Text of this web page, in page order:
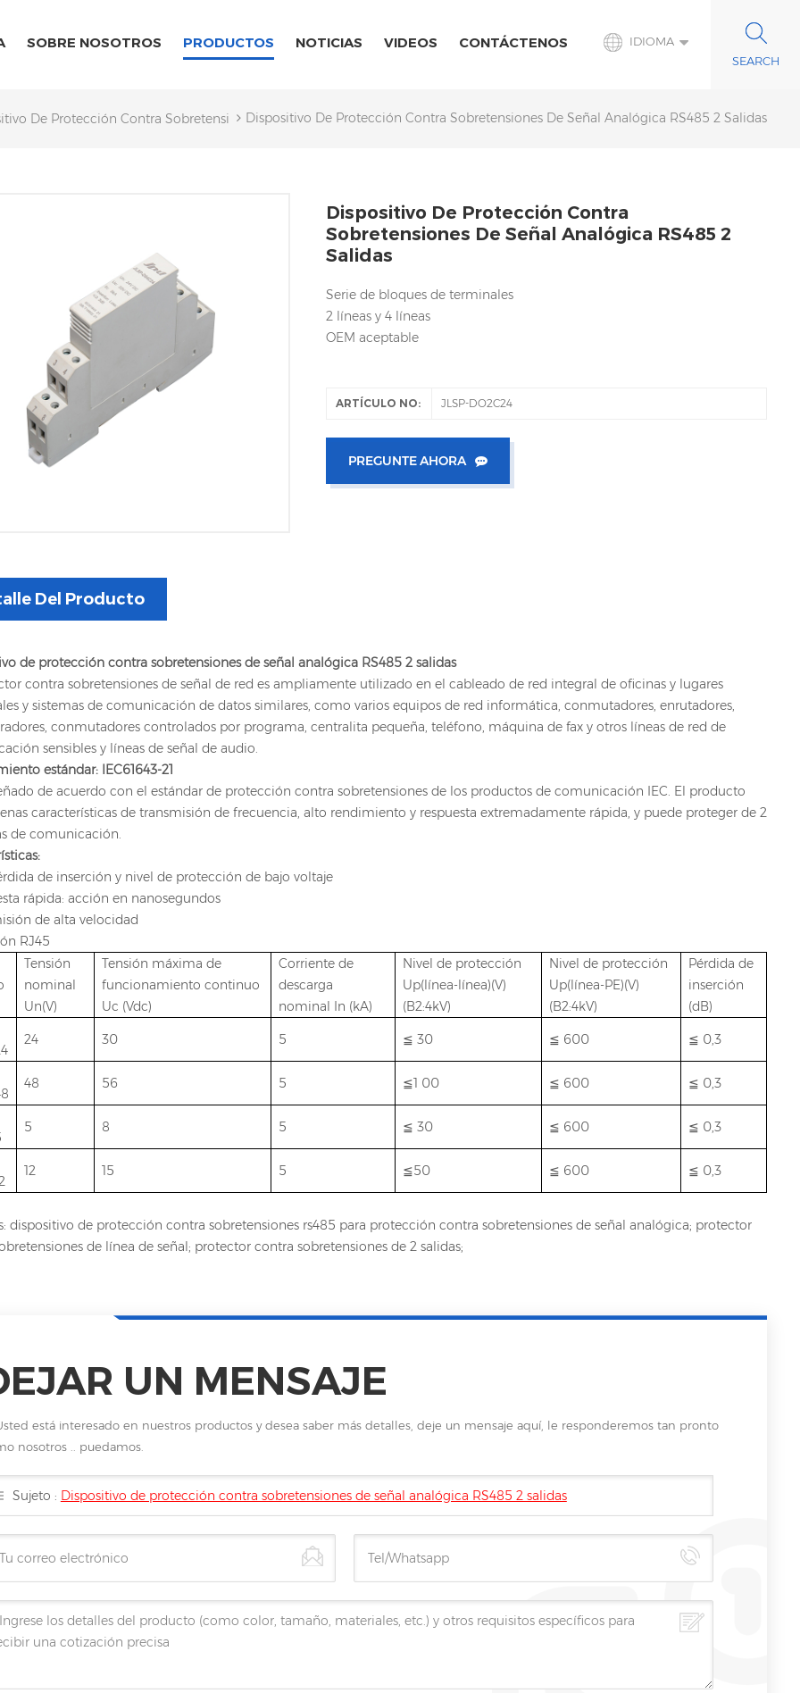
IDIOMA
SOBRE NOSOTROS PRODUCTOS NOTICIAS VIDEOS CONTÁCTENOS
De Protección Contra Sobretensiones De SeñalDispositivo De Protección Contra Sobretensiones De Señal Analógica RS485 2 Salidas
Dispositivo De Protección Contra
Sobretensiones De Señal Analógica RS485 2
Salidas
Serie de bloques de terminales
2 líneas y 4 líneas
OEM aceptable
ARTÍCULO NO: JLSP-DO2C24
PREGUNTE AHORA
Del Producto
de protección contra sobretensiones de señal analógica RS485 2 salidas
contra sobretensiones de señal de red es ampliamente utilizado en el cableado de red integral de oficinas y lugares
y sistemas de comunicación de datos similares, como varios equipos de red informática, conmutadores, enrutadores,
conmutadores controlados por programa, centralita pequeña, teléfono, máquina de fax y otros líneas de red de
sensibles y líneas de señal de audio.
estándar: IEC61643-21
de acuerdo con el estándar de protección contra sobretensiones de los productos de comunicación IEC. El producto
características de transmisión de frecuencia, alto rendimiento y respuesta extremadamente rápida, y puede proteger de 2
de comunicación.
de inserción y nivel de protección de bajo voltaje
rápida: acción en nanosegundos
de alta velocidad
RJ45
Tensión
nominal
Un(V)
Tensión máxima de
funcionamiento continuo
Uc (Vdc)
Corriente de
descarga
nominal In (kA)
Nivel de protección
Up(línea-línea)(V)
(B2:4kV)
Nivel de protección
Up(línea-PE)(V)
(B2:4kV)
Pérdida de
inserción
(dB)
24 30 5 ≦ 30 ≦ 600 ≦ 0,3
48 56 5 ≦1 00 ≦ 600 ≦ 0,3
5 8 5 ≦ 30 ≦ 600 ≦ 0,3
12 15 5 ≦50 ≦ 600 ≦ 0,3
dispositivo de protección contra sobretensiones rs485 para protección contra sobretensiones de señal analógica; protector
de línea de señal; protector contra sobretensiones de 2 salidas;
UN MENSAJE
está interesado en nuestros productos y desea saber más detalles, deje un mensaje aquí, le responderemos tan pronto
nosotros .. puedamos.
Sujeto : Dispositivo de protección contra sobretensiones de señal analógica RS485 2 salidas